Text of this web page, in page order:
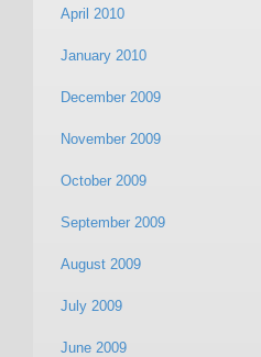
April 2010
January 2010
December 2009
November 2009
October 2009
September 2009
August 2009
July 2009
June 2009